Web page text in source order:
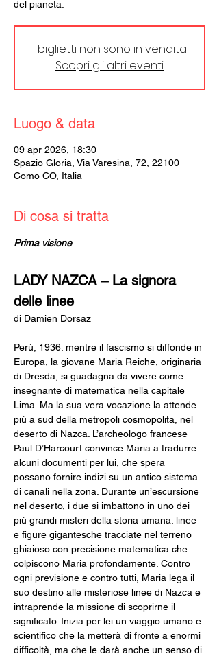
del pianeta.
I biglietti non sono in vendita
Scopri gli altri eventi
Luogo & data
09 apr 2026, 18:30
Spazio Gloria, Via Varesina, 72, 22100
Como CO, Italia
Di cosa si tratta
Prima visione
LADY NAZCA – La signora
delle linee
di Damien Dorsaz
Perù, 1936: mentre il fascismo si diffonde in
Europa, la giovane Maria Reiche, originaria
di Dresda, si guadagna da vivere come
insegnante di matematica nella capitale
Lima. Ma la sua vera vocazione la attende
più a sud della metropoli cosmopolita, nel
deserto di Nazca. L’archeologo francese
Paul D’Harcourt convince Maria a tradurre
alcuni documenti per lui, che spera
possano fornire indizi su un antico sistema
di canali nella zona. Durante un’escursione
nel deserto, i due si imbattono in uno dei
più grandi misteri della storia umana: linee
e figure gigantesche tracciate nel terreno
ghiaioso con precisione matematica che
colpiscono Maria profondamente. Contro
ogni previsione e contro tutti, Maria lega il
suo destino alle misteriose linee di Nazca e
intraprende la missione di scoprirne il
significato. Inizia per lei un viaggio umano e
scientifico che la metterà di fronte a enormi
difficoltà, ma che le darà anche un senso di